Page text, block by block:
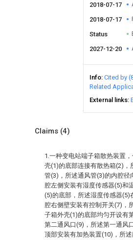
2018-07-17
2018-07-17
Status
2027-12-20
Info Cited by
Related
External links
Claims (4)
1.一种变电站端子箱散热装置
壳(1)的底部连接有散热箱(2)
管(3)，所述通风管(3)的内腔径
腔左侧安装有湿度传感器(5)和
(5)的底部，所述湿度传感器(5)
腔右侧壁安装有控制开关(7)，
子箱外壳(1)的底部均匀开设有
第二通风口(9)，所述第一通风
顶部安装有加热装置(10)，所